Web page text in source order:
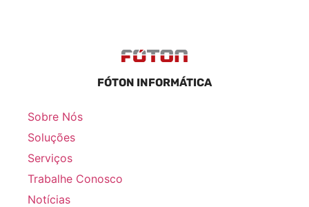
FÓTON INFORMÁTICA
Sobre Nós
Soluções
Serviços
Trabalhe Conosco
Notícias